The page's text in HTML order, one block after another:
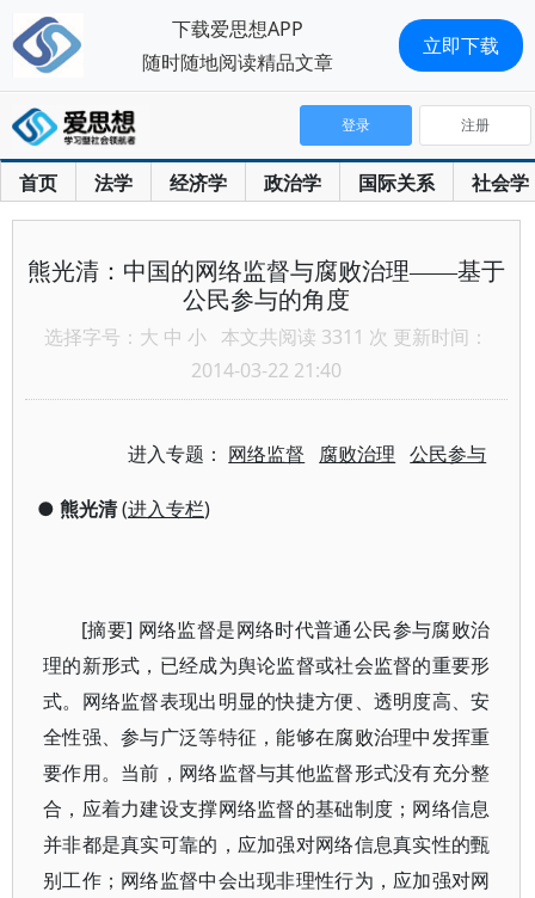
首页 法学 经济学 政治学 国际关系 社会学
登录 注册
熊光清：中国的网络监督与腐败治理——基于
公民参与的角度
选择字号： 大 中 小 本文共阅读 3311 次 更新时间：
2014-03-22 21:40
进入专题： 网络监督 腐败治理 公民参与
● 熊光清(进入专栏)
[摘要] 网络监督是网络时代普通公民参与腐败治
理的新形式，已经成为舆论监督或社会监督的重要形
式。网络监督表现出明显的快捷方便、透明度高、安
全性强、参与广泛等特征，能够在腐败治理中发挥重
要作用。当前，网络监督与其他监督形式没有充分整
合，应着力建设支撑网络监督的基础制度；网络信息
并非都是真实可靠的，应加强对网络信息真实性的甄
别工作；网络监督中会出现非理性行为，应加强对网
下载爱思想APP
随时随地阅读精品文章
立即下载